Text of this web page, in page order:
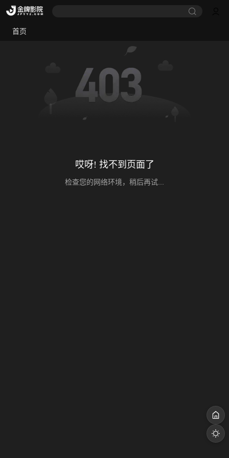
首页
哎呀! 找不到页面了
检查您的网络环境，稍后再试...